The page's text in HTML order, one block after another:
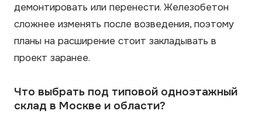
демонтировать или перенести. Железобетон
сложнее изменять после возведения, поэтому
планы на расширение стоит закладывать в
проект заранее.
Что выбрать под типовой одноэтажный
склад в Москве и области?